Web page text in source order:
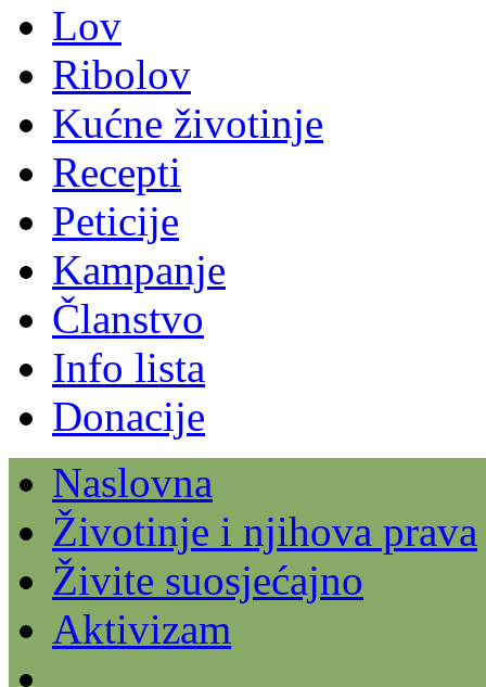
Lov
Ribolov
Kućne životinje
Recepti
Peticije
Kampanje
Članstvo
Info lista
Donacije
Naslovna
Životinje i njihova prava
Živite suosjećajno
Aktivizam